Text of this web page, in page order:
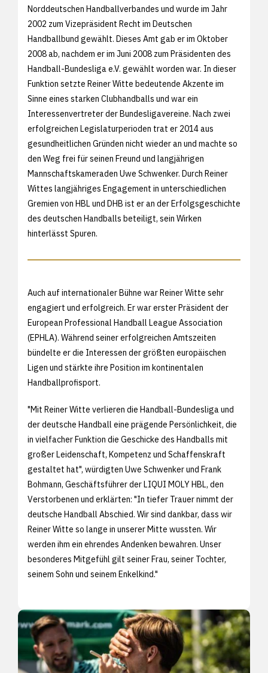
Norddeutschen Handballverbandes und wurde im Jahr
2002 zum Vizepräsident Recht im Deutschen
Handballbund gewählt. Dieses Amt gab er im Oktober
2008 ab, nachdem er im Juni 2008 zum Präsidenten des
Handball-Bundesliga e.V. gewählt worden war. In dieser
Funktion setzte Reiner Witte bedeutende Akzente im
Sinne eines starken Clubhandballs und war ein
Interessenvertreter der Bundesligavereine. Nach zwei
erfolgreichen Legislaturperioden trat er 2014 aus
gesundheitlichen Gründen nicht wieder an und machte so
den Weg frei für seinen Freund und langjährigen
Mannschaftskameraden Uwe Schwenker. Durch Reiner
Wittes langjähriges Engagement in unterschiedlichen
Gremien von HBL und DHB ist er an der Erfolgsgeschichte
des deutschen Handballs beteiligt, sein Wirken
hinterlässt Spuren.
Auch auf internationaler Bühne war Reiner Witte sehr
engagiert und erfolgreich. Er war erster Präsident der
European Professional Handball League Association
(EPHLA). Während seiner erfolgreichen Amtszeiten
bündelte er die Interessen der größten europäischen
Ligen und stärkte ihre Position im kontinentalen
Handballprofisport.
"Mit Reiner Witte verlieren die Handball-Bundesliga und
der deutsche Handball eine prägende Persönlichkeit, die
in vielfacher Funktion die Geschicke des Handballs mit
großer Leidenschaft, Kompetenz und Schaffenskraft
gestaltet hat", würdigten Uwe Schwenker und Frank
Bohmann, Geschäftsführer der LIQUI MOLY HBL, den
Verstorbenen und erklärten: "In tiefer Trauer nimmt der
deutsche Handball Abschied. Wir sind dankbar, dass wir
Reiner Witte so lange in unserer Mitte wussten. Wir
werden ihm ein ehrendes Andenken bewahren. Unser
besonderes Mitgefühl gilt seiner Frau, seiner Tochter,
seinem Sohn und seinem Enkelkind."